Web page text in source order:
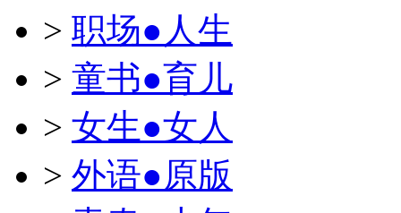
> 职场●人生
> 童书●育儿
> 女生●女人
> 外语●原版